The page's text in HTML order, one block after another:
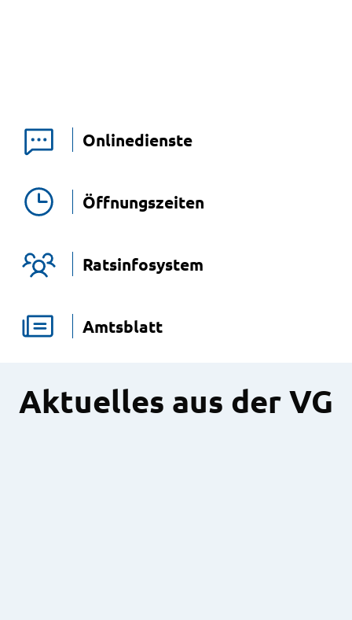
Onlinedienste
Öffnungszeiten
Ratsinfosystem
Amtsblatt
Aktuelles aus der VG